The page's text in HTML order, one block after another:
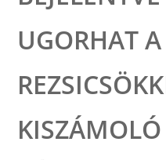
UGORHAT A